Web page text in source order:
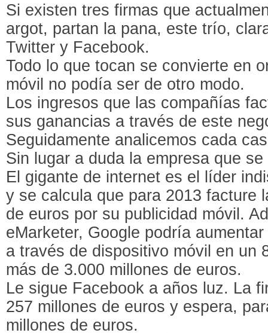
Si existen tres firmas que
argot, partan la pana, este trío,
Twitter y Facebook.
Todo lo que tocan se convierte en
móvil no podía ser de otro modo.
Los ingresos que las compañías
sus ganancias a través de este
Seguidamente analicemos cada
Sin lugar a duda la empresa que
El gigante de internet es el líder
y se calcula que para 2013 facture
de euros por su publicidad móvil.
eMarketer, Google podría
a través de dispositivo móvil en un
más de 3.000 millones de euros.
Le sigue Facebook a años luz. La
257 millones de euros y espera,
millones de euros.